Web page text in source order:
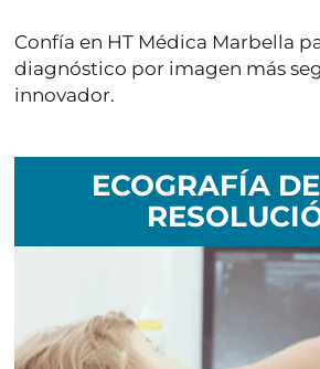
Confía en HT Médica Marbella
diagnóstico por imagen más
innovador.
ECOGRAFÍA